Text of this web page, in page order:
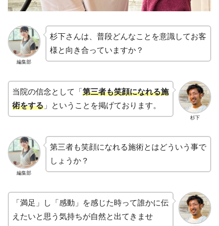
編集部
杉下さんは、普段どんなことを意識してお客
様と向き合っていますか？
杉下
当院の信念として「 第三者も笑顔になれる施
術をする 」ということを掲げております。
編集部
第三者も笑顔になれる施術とはどういう事で
しょうか？
「満足」し「感動」を感じた時って誰かに伝
えたいと思う気持ちが自然と出てきませ